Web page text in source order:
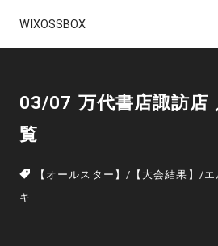
WIXOSSBOX
03/07 万代書店諏訪店
覧
【オールスター】 / 【大会結果】 /
キ